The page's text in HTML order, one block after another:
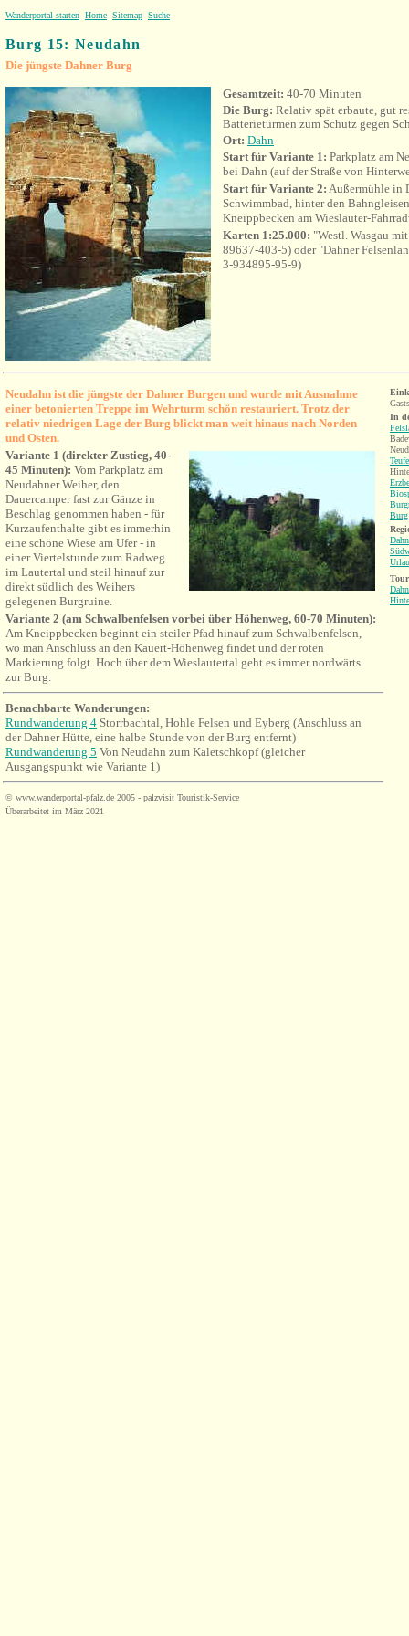
Wanderportal starten Home Sitemap Suche
Burg 15: Neudahn
Die jüngste Dahner Burg
Gesamtzeit: 40-70 Minuten
Die Burg: Relativ spät erbaute, gut
Batterietürmen zum Schutz gegen
Ort: Dahn
Start für Variante 1: Parkplatz am
bei Dahn (auf der Straße von
Start für Variante 2: Außermühle in
Schwimmbad, hinter den
Kneippbecken am Wieslauter-
Karten 1:25.000: "Westl. Wasgau
89637-403-5) oder "Dahner
3-934895-95-9)
Neudahn ist die jüngste der Dahner Burgen und wurde mit Ausnahme
einer betonierten Treppe im Wehrturm schön restauriert. Trotz der
relativ niedrigen Lage der Burg blickt man weit hinaus nach Norden
und Osten.
Variante 1 (direkter Zustieg, 40-
45 Minuten): Vom Parkplatz am
Neudahner Weiher, den
Dauercamper fast zur Gänze in
Beschlag genommen haben - für
Kurzaufenthalte gibt es immerhin
eine schöne Wiese am Ufer - in
einer Viertelstunde zum Radweg
im Lautertal und steil hinauf zur
direkt südlich des Weihers
gelegenen Burgruine.
Variante 2 (am Schwalbenfelsen vorbei über Höhenweg, 60-70 Minuten):
Am Kneippbecken beginnt ein steiler Pfad hinauf zum Schwalbenfelsen,
wo man Anschluss an den Kauert-Höhenweg findet und der roten
Markierung folgt. Hoch über dem Wieslautertal geht es immer nordwärts
zur Burg.
Benachbarte Wanderungen:
Rundwanderung 4 Storrbachtal, Hohle Felsen und Eyberg (Anschluss an
der Dahner Hütte, eine halbe Stunde von der Burg entfernt)
Rundwanderung 5 Von Neudahn zum Kaletschkopf (gleicher
Ausgangspunkt wie Variante 1)
© www.wanderportal-pfalz.de 2005 - palzvisit Touristik-Service
Überarbeitet im März 2021
In
Dahn